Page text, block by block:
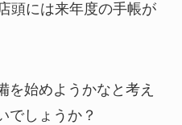
頭には来年度の手帳が
を始めようかなと考え
でしょうか？